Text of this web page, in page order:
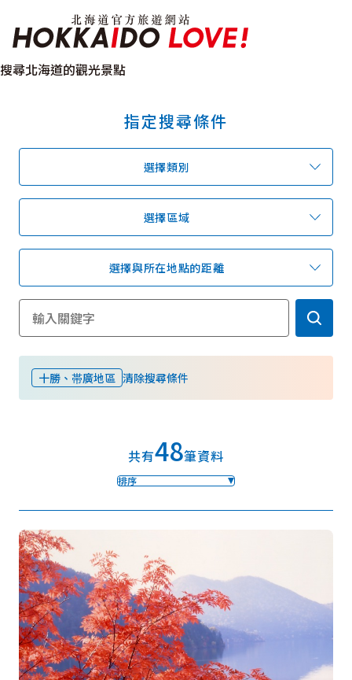
溫泉
區域指南
預約
北海道簡介
依旅遊主題搜尋
七個國立公園
基礎知識
Insta
gram
YouT
ube
Insta
gram
影片
使用條款
隱私權政策摘要
Cookie 政策
關於我們
連結
語言
搜尋北海道的觀光景點
指定搜尋條件
選擇類別
選擇區域
選擇與所在地點的距離
十勝、帯廣地區 清除搜尋條件
共有48筆資料
排序